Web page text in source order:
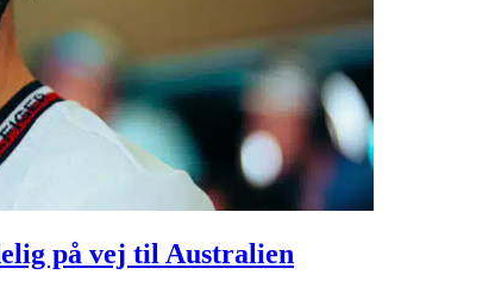
på vej til Australien